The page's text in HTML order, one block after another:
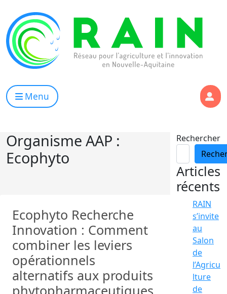
Menu
Organisme AAP :
Ecophyto
Ecophyto Recherche
Innovation : Comment
combiner les leviers
opérationnels
alternatifs aux produits
phytopharmaceutiques
Rechercher
Articles
récents
RAIN
s’invite
au
Salon
de
l’Agricu
lture
de